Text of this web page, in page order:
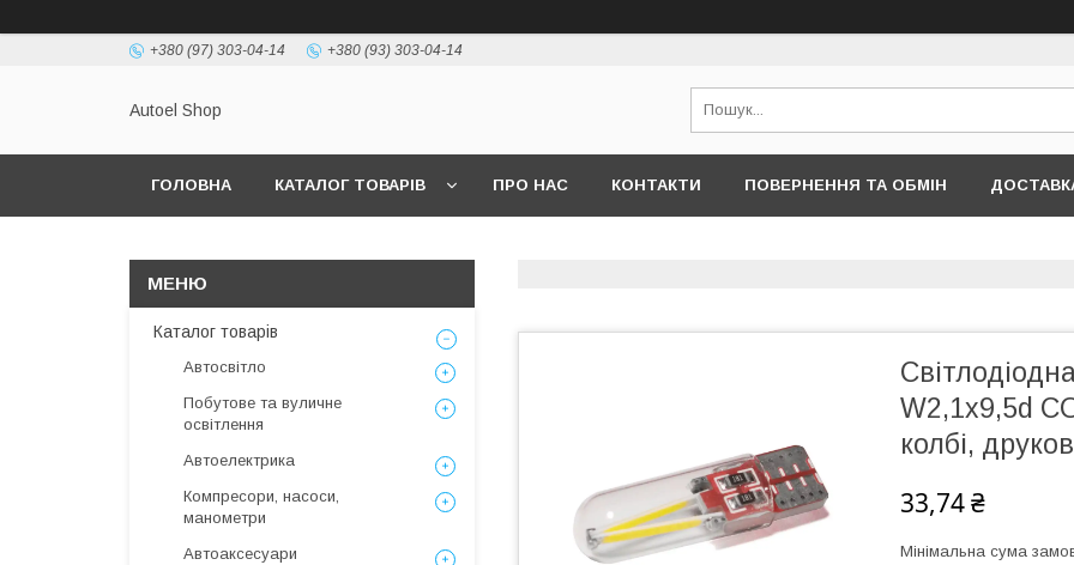
+380 (97) 303-04-14 +380 (93) 303-04-14
Autoel Shop
ГОЛОВНА КАТАЛОГ ТОВАРІВ ПРО НАС КОНТАКТИ ПОВЕРНЕННЯ ТА ОБМІН
W2,1x9,5d
колбі,
33,74 ₴
Мінімальна сума
Каталог товарів
Автосвітло
Побутове та вуличне
освітлення
Автоелектрика
Компресори, насоси,
манометри
Автоаксесуари